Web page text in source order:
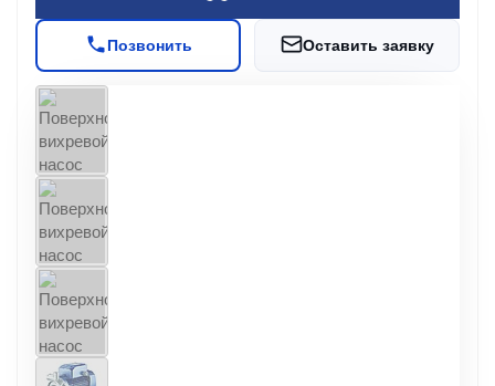
Позвонить Оставить заявку